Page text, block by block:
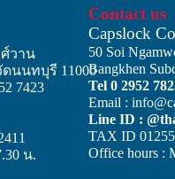
วาน
นนทบุรี 11000
7423
น.
Contact us
Capslock
50 Soi
Bangkhen
Tel 0 2952
Email :
Line ID :
TAX ID
Office hours :